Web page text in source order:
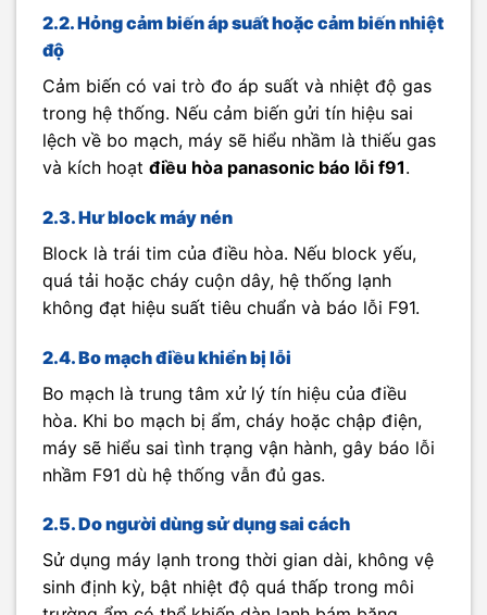
2.2. Hỏng cảm biến áp suất hoặc cảm biến nhiệt
độ
Cảm biến có vai trò đo áp suất và nhiệt độ gas
trong hệ thống. Nếu cảm biến gửi tín hiệu sai
lệch về bo mạch, máy sẽ hiểu nhầm là thiếu gas
và kích hoạt điều hòa panasonic báo lỗi f91.
2.3. Hư block máy nén
Block là trái tim của điều hòa. Nếu block yếu,
quá tải hoặc cháy cuộn dây, hệ thống lạnh
không đạt hiệu suất tiêu chuẩn và báo lỗi F91.
2.4. Bo mạch điều khiển bị lỗi
Bo mạch là trung tâm xử lý tín hiệu của điều
hòa. Khi bo mạch bị ẩm, cháy hoặc chập điện,
máy sẽ hiểu sai tình trạng vận hành, gây báo lỗi
nhầm F91 dù hệ thống vẫn đủ gas.
2.5. Do người dùng sử dụng sai cách
Sử dụng máy lạnh trong thời gian dài, không vệ
sinh định kỳ, bật nhiệt độ quá thấp trong môi